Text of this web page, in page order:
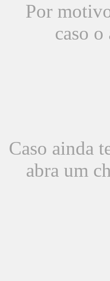
Por
caso o
Caso ainda
abra um